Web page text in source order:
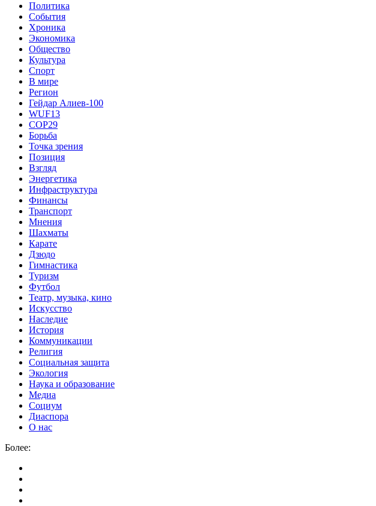
Политика
События
Хроника
Экономика
Общество
Культура
Спорт
В мире
Регион
Гейдар Алиев-100
WUF13
COP29
Борьба
Точка зрения
Позиция
Взгляд
Энергетика
Инфраструктура
Финансы
Транспорт
Мнения
Шахматы
Карате
Дзюдо
Гимнастика
Туризм
Футбол
Театр, музыка, кино
Искусство
Наследие
История
Коммуникации
Религия
Социальная защита
Экология
Наука и образование
Медиа
Социум
Диаспора
О нас
Более: